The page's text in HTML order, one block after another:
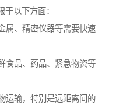
以下方面：
属、精密仪器等需要快速
食品、药品、紧急物资等
运输，特别是远距离间的